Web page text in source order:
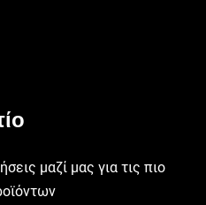
μαζί μας για τις πιο